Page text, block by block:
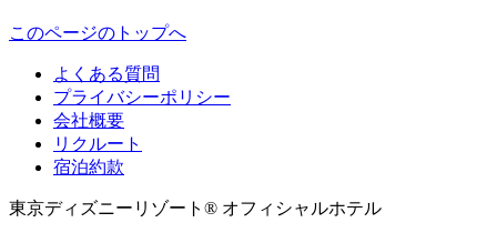
このページのトップへ
よくある質問
プライバシーポリシー
会社概要
リクルート
宿泊約款
東京ディズニーリゾート® オフィシャルホテル